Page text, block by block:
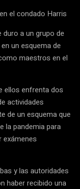
el condado Harris
a un grupo de
un esquema de
maestros en el
ellos enfrenta dos
actividades
de un esquema que
la pandemia para
y las autoridades
haber recibido una